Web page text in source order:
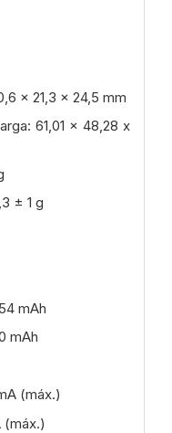
x 21,3 x 24,5 mm
61,01 x 48,28 x
± 1 g
mAh
mAh
(máx.)
(máx.)